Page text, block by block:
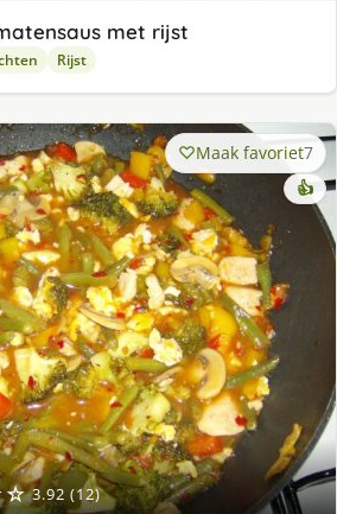
met rijst
Rijst
3.92 (12)
Maak favoriet7
👍